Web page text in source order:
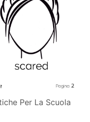
Per La Scuola